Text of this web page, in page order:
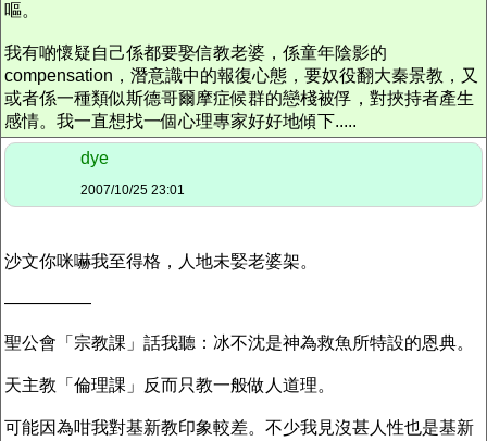
嘔。
我有啲懷疑自己係都要娶信教老婆，係童年陰影的
compensation，潛意識中的報復心態，要奴役翻大秦景教，又
或者係一種類似斯德哥爾摩症候群的戀棧被俘，對挾持者產生
感情。我一直想找一個心理專家好好地傾下.....
dye
2007/10/25 23:01
沙文你咪嚇我至得格，人地未婜老婆架。
—————
聖公會「宗教課」話我聽：冰不沈是神為救魚所特設的恩典。
天主教「倫理課」反而只教一般做人道理。
可能因為咁我對基新教印象較差。不少我見沒甚人性也是基新